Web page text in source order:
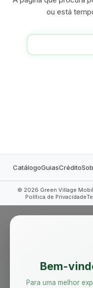
ou está
CatálogoGuiasCrédito
© 2026 Green Village
Política de Privacidade
Bem-
Para uma melhor